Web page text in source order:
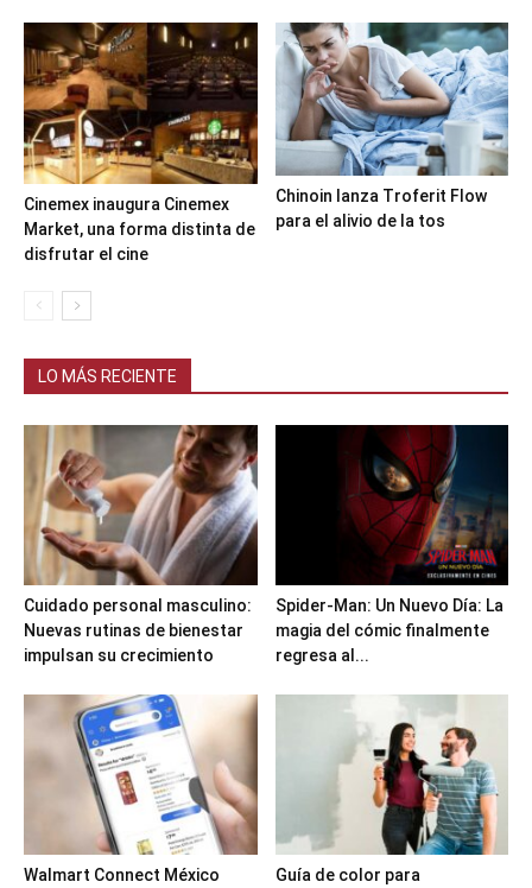
Cinemex inaugura Cinemex
Market, una forma distinta de
disfrutar el cine
Chinoin lanza Troferit Flow
para el alivio de la tos
LO MÁS RECIENTE
Cuidado personal masculino:
Nuevas rutinas de bienestar
impulsan su crecimiento
Spider-Man: Un Nuevo Día: La
magia del cómic finalmente
regresa al...
Walmart Connect México
Guía de color para